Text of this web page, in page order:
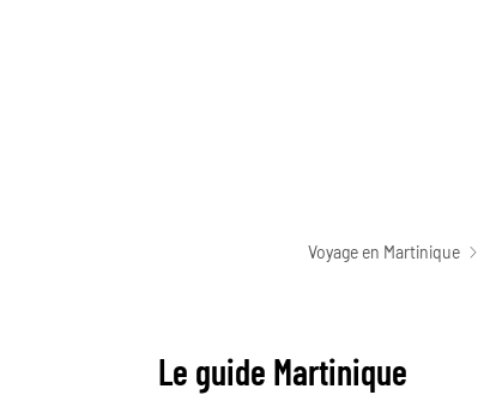
Voyage en Martinique
Le guide Martinique